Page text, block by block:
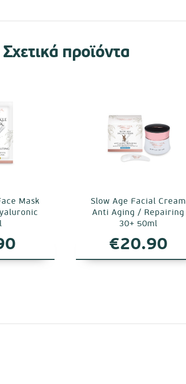
Σχετικά προϊόντα
Mask
Slow Age Facial Cream
Anti Aging / Repairing
30+ 50ml
€20.90